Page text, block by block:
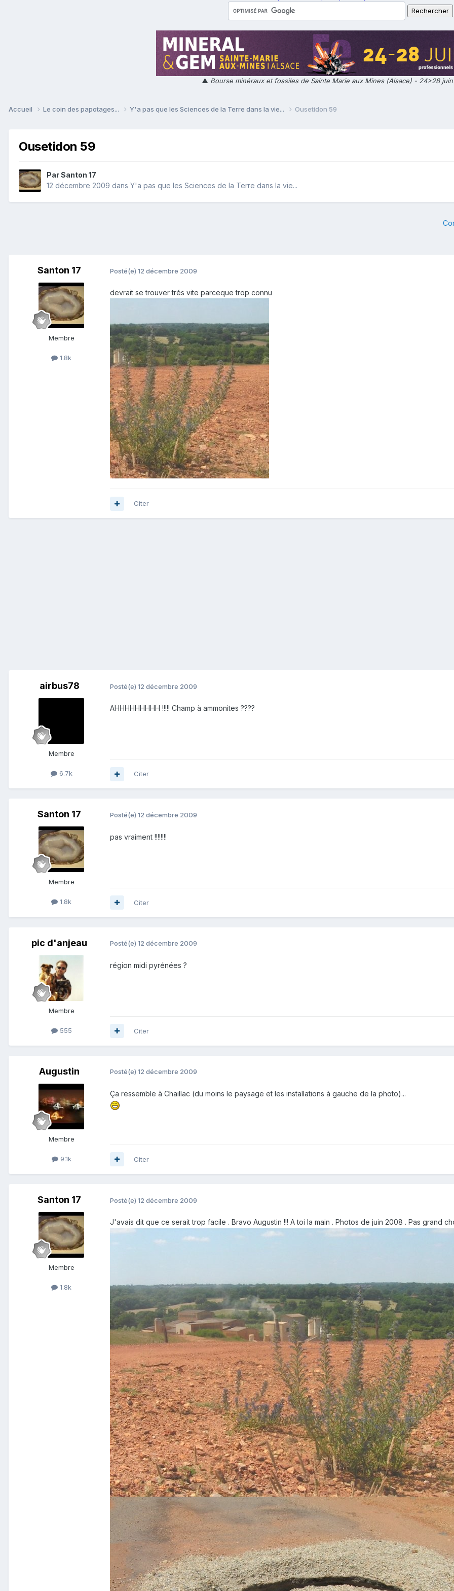
▲ Bourse minéraux et fossiles de Sainte Marie aux Mines (Alsace) - 24>28
Accueil Le coin des papotages... Y'a pas que les Sciences de la Terre dans la vie... Ousetidon 59
Ousetidon 59
ParSanton 17
12 décembre 2009 dans Y'a pas que les Sciences de la Terre dans la vie...
Santon 17
Membre
1.8k
Posté(e) 12 décembre 2009
devrait se trouver trés vite parceque trop connu
Citer
airbus78
Membre
6.7k
Posté(e) 12 décembre 2009
AHHHHHHHHH !!!!! Champ à ammonites ????
Citer
Santon 17
Membre
1.8k
Posté(e) 12 décembre 2009
pas vraiment !!!!!!!!
Citer
pic d'anjeau
Membre
555
Posté(e) 12 décembre 2009
région midi pyrénées ?
Citer
Augustin
Membre
9.1k
Posté(e) 12 décembre 2009
Ça ressemble à Chaillac (du moins le paysage et les installations à gauche de la photo)...
Citer
Santon 17
Membre
1.8k
Posté(e) 12 décembre 2009
J'avais dit que ce serait trop facile . Bravo Augustin !!! A toi la main . Photos de juin 2008 . Pas grand